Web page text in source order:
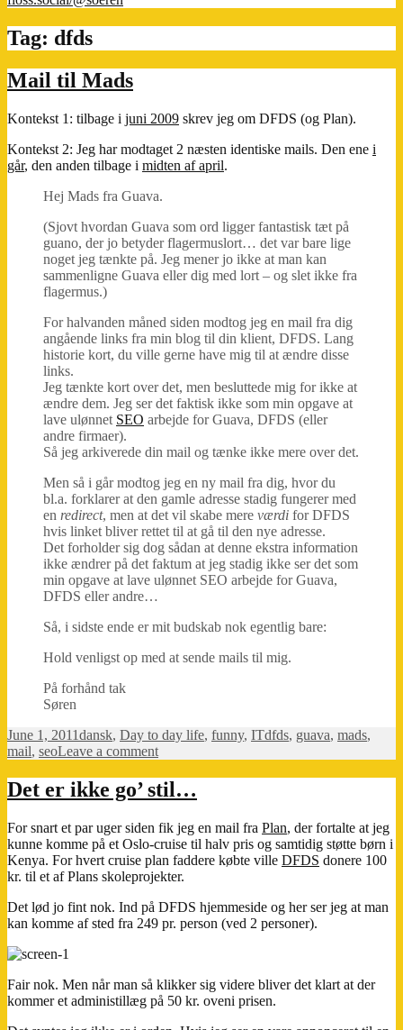
Tag: dfds
Mail til Mads
Kontekst 1: tilbage i juni 2009 skrev jeg om DFDS (og Plan).
Kontekst 2: Jeg har modtaget 2 næsten identiske mails. Den ene i
går, den anden tilbage i midten af april.
Hej Mads fra Guava.
(Sjovt hvordan Guava som ord ligger fantastisk tæt på
guano, der jo betyder flagermuslort… det var bare lige
noget jeg tænkte på. Jeg mener jo ikke at man kan
sammenligne Guava eller dig med lort – og slet ikke fra
flagermus.)
For halvanden måned siden modtog jeg en mail fra dig
angående links fra min blog til din klient, DFDS. Lang
historie kort, du ville gerne have mig til at ændre disse
links.
Jeg tænkte kort over det, men besluttede mig for ikke at
ændre dem. Jeg ser det faktisk ikke som min opgave at
lave ulønnet SEO arbejde for Guava, DFDS (eller
andre firmaer).
Så jeg arkiverede din mail og tænke ikke mere over det.
Men så i går modtog jeg en ny mail fra dig, hvor du
bl.a. forklarer at den gamle adresse stadig fungerer med
en redirect, men at det vil skabe mere værdi for DFDS
hvis linket bliver rettet til at gå til den nye adresse.
Det forholder sig dog sådan at denne ekstra information
ikke ændrer på det faktum at jeg stadig ikke ser det som
min opgave at lave ulønnet SEO arbejde for Guava,
DFDS eller andre…
Så, i sidste ende er mit budskab nok egentlig bare:
Hold venligst op med at sende mails til mig.
På forhånd tak
Søren
Posted
on
June 1, 2011Categories
dansk, Day to day life, funny, ITTags
dfds, guava, mads,
mail, seoLeave a commenton
til
Mads
Det er ikke go’ stil…
For snart et par uger siden fik jeg en mail fra Plan, der fortalte at jeg
kunne komme på et Oslo-cruise til halv pris og samtidig støtte børn i
Kenya. For hvert cruise plan faddere købte ville DFDS donere 100
kr. til et af Plans skoleprojekter.
Det lød jo fint nok. Ind på DFDS hjemmeside og her ser jeg at man
kan komme af sted fra 249 pr. person (ved 2 personer).
Fair nok. Men når man så klikker sig videre bliver det klart at der
kommer et administillæg på 50 kr. oveni prisen.